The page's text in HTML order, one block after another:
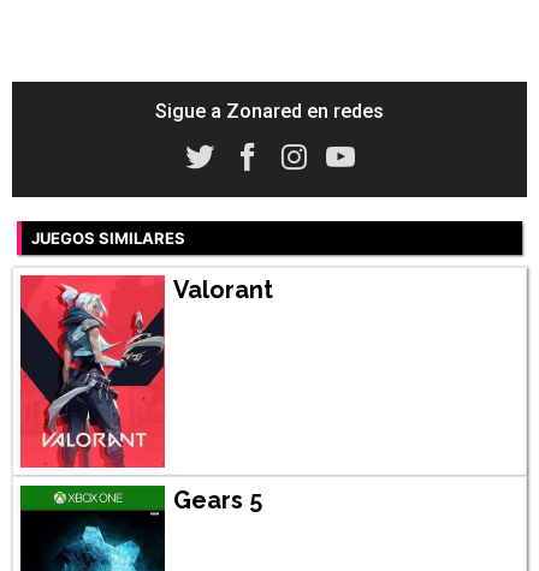
Sigue a Zonared en redes
JUEGOS SIMILARES
Valorant
Gears 5